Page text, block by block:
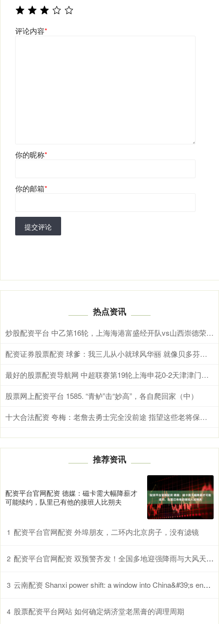
评论内容*
你的昵称*
你的邮箱*
提交评论
热点资讯
炒股配资平台 中乙第16轮，上海海港富盛经开队vs山西崇德荣海队，今日首发名单
配资证券股票配资 球爹：我三儿从小就球风华丽 就像贝多芬虽然聋但仍能创作
最好的股票配资导航网 中超联赛第19轮上海申花0-2天津津门虎 Match Day比赛日纪实
股票网上配资平台 1585. “青鲈”击“妙高”，各自爬回家（中）
十大合法配资 夸梅：老詹去勇士完全没前途 指望这些老将保持健康根本不可能
推荐资讯
配资平台官网配资 德媒：磁卡需大幅降薪才
可能续约，队里已有他的接班人比朔夫
1 配资平台官网配资 外埠朋友，二环内北京房子，没有滤镜
2 配资平台官网配资 双预警齐发！全国多地迎强降雨与大风天气，出行请注意
3 云南配资 Shanxi power shift: a window into China&#39;s energy transition_搜狐网
4 股票配资平台网站 如何确定炳济堂老黑膏的调理周期